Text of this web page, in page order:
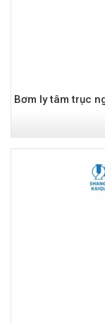
Bơm ly tâm trục